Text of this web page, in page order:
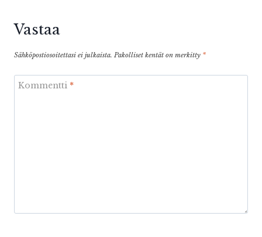
Vastaa
Sähköpostiosoitettasi ei julkaista. Pakolliset kentät on merkitty *
Kommentti *